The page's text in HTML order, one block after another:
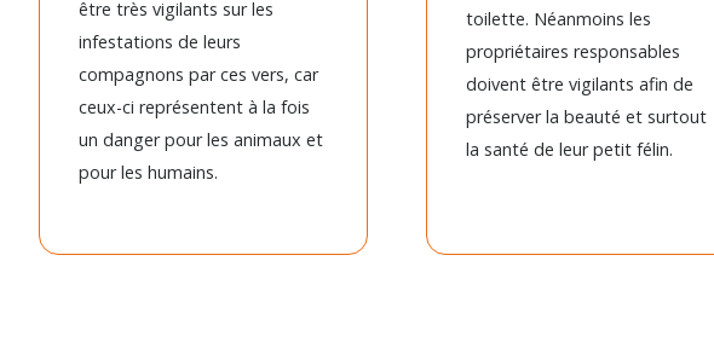
être très vigilants sur les
infestations de leurs
compagnons par ces vers, car
ceux-ci représentent à la fois
un danger pour les animaux et
pour les humains.
toilette. Néanmoins les
propriétaires responsables
doivent être vigilants afin de
préserver la beauté et surtout
la santé de leur petit félin.